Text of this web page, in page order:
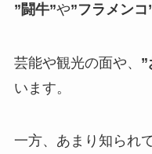
”闘牛”や”フラメンコ
芸能や観光の面や、 ”
います。
一方、あまり知られ